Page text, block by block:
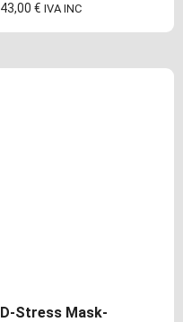
43,00 € IVA INC
D-Stress Mask-